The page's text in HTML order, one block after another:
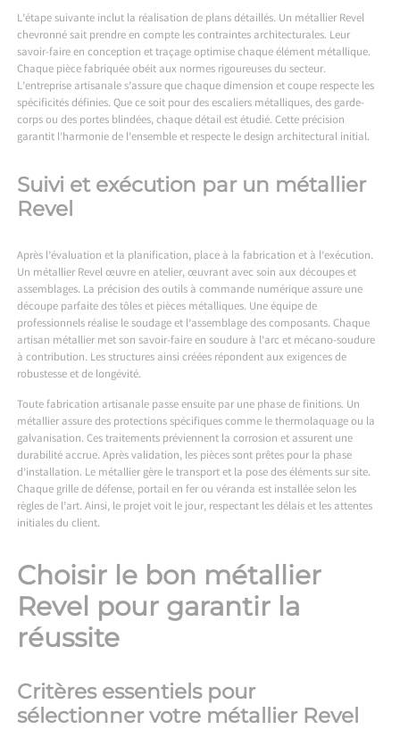
L’étape suivante inclut la réalisation de plans détaillés. Un métallier Revel
chevronné sait prendre en compte les contraintes architecturales. Leur
savoir-faire en conception et traçage optimise chaque élément métallique.
Chaque pièce fabriquée obéit aux normes rigoureuses du secteur.
L’entreprise artisanale s’assure que chaque dimension et coupe respecte les
spécificités définies. Que ce soit pour des escaliers métalliques, des garde-
corps ou des portes blindées, chaque détail est étudié. Cette précision
garantit l’harmonie de l’ensemble et respecte le design architectural initial.
Suivi et exécution par un métallier
Revel
Après l’évaluation et la planification, place à la fabrication et à l’exécution.
Un métallier Revel œuvre en atelier, œuvrant avec soin aux découpes et
assemblages. La précision des outils à commande numérique assure une
découpe parfaite des tôles et pièces métalliques. Une équipe de
professionnels réalise le soudage et l’assemblage des composants. Chaque
artisan métallier met son savoir-faire en soudure à l’arc et mécano-soudure
à contribution. Les structures ainsi créées répondent aux exigences de
robustesse et de longévité.
Toute fabrication artisanale passe ensuite par une phase de finitions. Un
métallier assure des protections spécifiques comme le thermolaquage ou la
galvanisation. Ces traitements préviennent la corrosion et assurent une
durabilité accrue. Après validation, les pièces sont prêtes pour la phase
d’installation. Le métallier gère le transport et la pose des éléments sur site.
Chaque grille de défense, portail en fer ou véranda est installée selon les
règles de l’art. Ainsi, le projet voit le jour, respectant les délais et les attentes
initiales du client.
Choisir le bon métallier
Revel pour garantir la
réussite
Critères essentiels pour
sélectionner votre métallier Revel